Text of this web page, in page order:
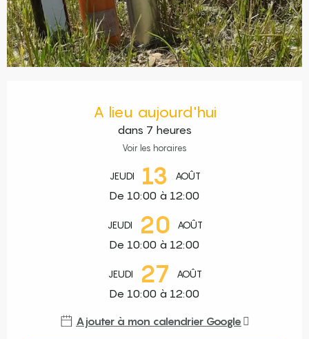
A lieu aujourd'hui
dans 7 heures
Voir les horaires
JEUDI 13 AOÛT
De 10:00 à 12:00
JEUDI 20 AOÛT
De 10:00 à 12:00
JEUDI 27 AOÛT
De 10:00 à 12:00
Ajouter à mon calendrier Google